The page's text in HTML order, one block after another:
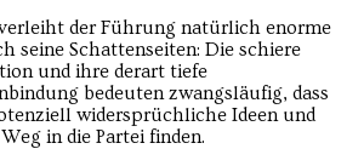
der Führung natürlich enorme
seine Schattenseiten: Die schiere
und ihre derart tiefe
bedeuten zwangsläufig, dass
widersprüchliche Ideen und
in die Partei finden.